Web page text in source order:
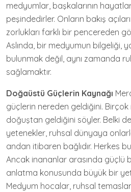
medyumlar, başkalarının
peşindedirler. Onların bakış
zorlukları farklı bir pencereden
Aslında, bir medyumun bilgeliği,
bulunmak değil, aynı zamanda
sağlamaktır.
Doğaüstü Güçlerin Kaynağı
güçlerin nereden geldiğini.
doğuştan geldiğini söyler. Belki
yetenekler, ruhsal dünyaya
andan itibaren bağlıdır. Herkes
Ancak inananlar arasında güçlü
anlatma konusunda büyük bir
Medyum hocalar, ruhsal